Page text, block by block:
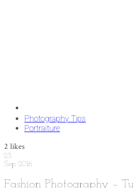
Photography Tips
Portraiture
2 likes
23
Sep 2016
Fashion Photography –